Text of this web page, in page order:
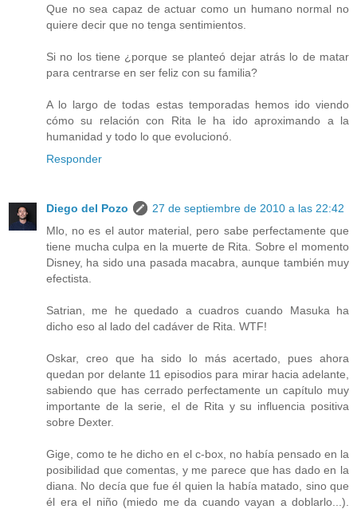
Que no sea capaz de actuar como un humano normal no
quiere decir que no tenga sentimientos.
Si no los tiene ¿porque se planteó dejar atrás lo de matar
para centrarse en ser feliz con su familia?
A lo largo de todas estas temporadas hemos ido viendo
cómo su relación con Rita le ha ido aproximando a la
humanidad y todo lo que evolucionó.
Responder
Diego del Pozo
27 de septiembre de 2010 a las 22:42
Mlo, no es el autor material, pero sabe perfectamente que
tiene mucha culpa en la muerte de Rita. Sobre el momento
Disney, ha sido una pasada macabra, aunque también muy
efectista.
Satrian, me he quedado a cuadros cuando Masuka ha
dicho eso al lado del cadáver de Rita. WTF!
Oskar, creo que ha sido lo más acertado, pues ahora
quedan por delante 11 episodios para mirar hacia adelante,
sabiendo que has cerrado perfectamente un capítulo muy
importante de la serie, el de Rita y su influencia positiva
sobre Dexter.
Gige, como te he dicho en el c-box, no había pensado en la
posibilidad que comentas, y me parece que has dado en la
diana. No decía que fue él quien la había matado, sino que
él era el niño (miedo me da cuando vayan a doblarlo...).